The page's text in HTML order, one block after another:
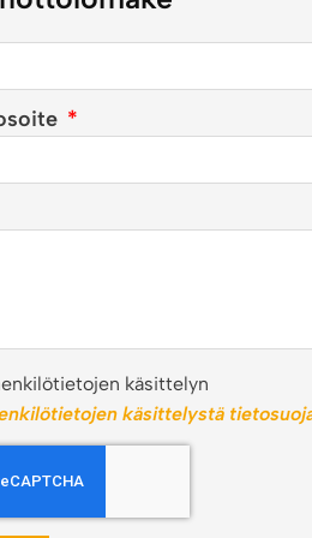
käsittelyn
käsittelystä